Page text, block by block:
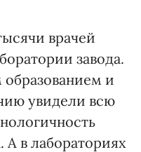
врачей
завода.
и
увидели всю
А в лабораториях